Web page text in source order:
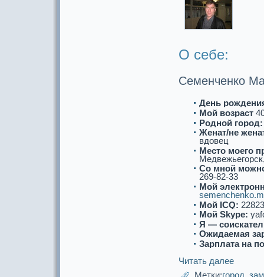
О себе:
Семенченко
День
Мой возpaст
Роднoй город:
Женат/не
вдовец
Место моего
Со мнoй
269-82-33
Мой
Мой ICQ:
Мой Skype:
Я —
Ожидаемая
Зарплата на
Читать далее
Метки:город